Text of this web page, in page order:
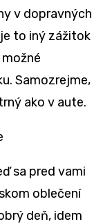
v dopravných
to iný zážitok
Samozrejme,
ako v aute.
sa pred vami
oblečení
deň, idem